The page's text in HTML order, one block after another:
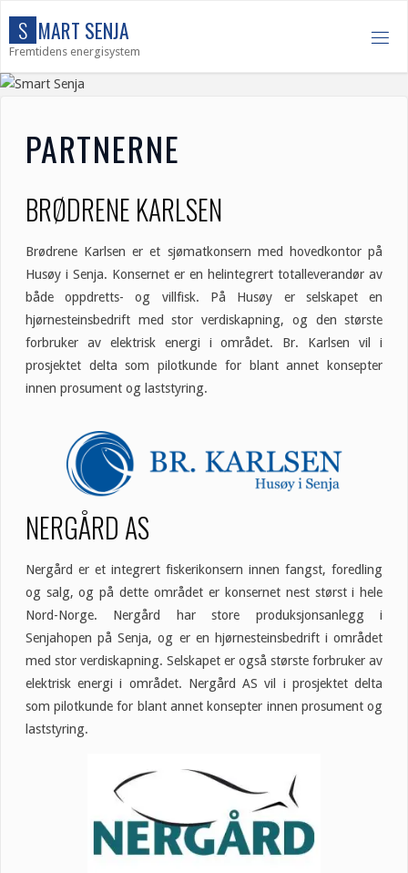
content
S MART SENJA
Fremtidens energisystem
PARTNERNE
BRØDRENE KARLSEN
Brødrene Karlsen er et sjømatkonsern med hovedkontor på
Husøy i Senja. Konsernet er en helintegrert totalleverandør av
både oppdretts- og villfisk. På Husøy er selskapet en
hjørnesteinsbedrift med stor verdiskapning, og den største
forbruker av elektrisk energi i området. Br. Karlsen vil i
prosjektet delta som pilotkunde for blant annet konsepter
innen prosument og laststyring.
NERGÅRD AS
Nergård er et integrert fiskerikonsern innen fangst, foredling
og salg, og på dette området er konsernet nest størst i hele
Nord-Norge. Nergård har store produksjonsanlegg i
Senjahopen på Senja, og er en hjørnesteinsbedrift i området
med stor verdiskapning. Selskapet er også største forbruker av
elektrisk energi i området. Nergård AS vil i prosjektet delta
som pilotkunde for blant annet konsepter innen prosument og
laststyring.